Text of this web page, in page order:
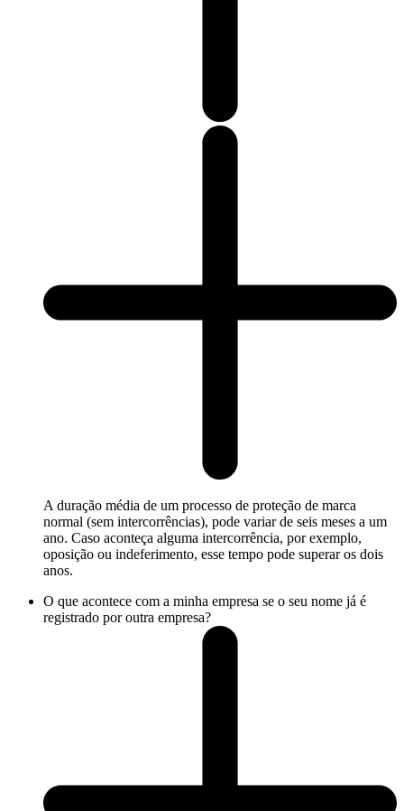
A duração média de um processo de proteção de marca
normal (sem intercorrências), pode variar de seis meses a um
ano. Caso aconteça alguma intercorrência, por exemplo,
oposição ou indeferimento, esse tempo pode superar os dois
anos.
O que acontece com a minha empresa se o seu nome já é
registrado por outra empresa?